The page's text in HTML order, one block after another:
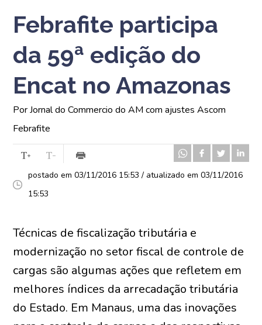
Febrafite participa
da 59ª edição do
Encat no Amazonas
Por Jornal do Commercio do AM com ajustes Ascom
Febrafite
postado em 03/11/2016 15:53 / atualizado em 03/11/2016
15:53
Técnicas de fiscalização tributária e
modernização no setor fiscal de controle de
cargas são algumas ações que refletem em
melhores índices da arrecadação tributária
do Estado. Em Manaus, uma das inovações